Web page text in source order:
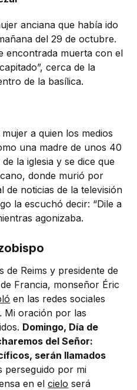
anciana que había ido
del 29 de octubre.
encontrada muerta con el
cerca de la
de la basílica.
a quien los medios
una madre de unos 40
la iglesia y se dice que
donde murió por
de noticias de la televisión
la escuchó decir: “Dile a
agonizaba.
de Reims y presidente de
Francia, monseñor Éric
en las redes sociales
Mi oración por las
Domingo, Día de
del Señor:
serán llamados
perseguido por mi
en elcielo será